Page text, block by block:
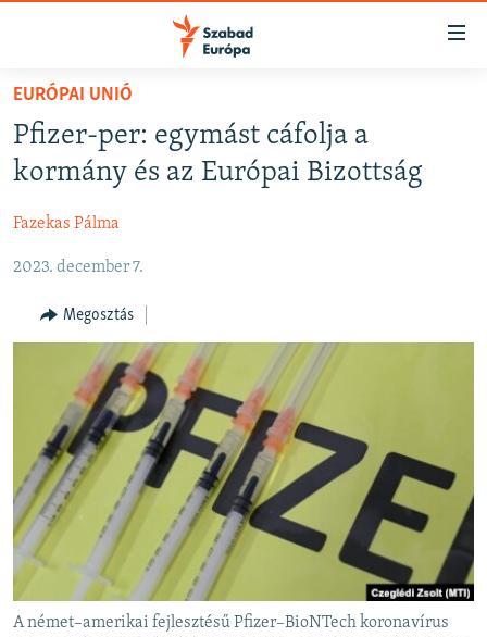
Akadálymentes
Ugrás
fő
oldalra
Ugrás
NAPIRENDEN
AKTUÁLIS
PODCASTOK
VIDEÓK
ELEMZŐ
NER15
SZABADON
TÁRSADALOM
DEMOKRÁCIA
A PÉNZ NYOMÁBAN
EURÓPAI UNIÓ
VILÁG
KLÍMAVÁLTOZÁS
A MÚLT TANULSÁGAI
EURÓPAI UNIÓ
Pfizer-per: egymást cáfolja a
kormány és az Európai Bizottság
Fazekas Pálma
2023. december 7.
Megosztás
A német–amerikai fejlesztésű Pfizer–BioNTech koronavírus
FELIRATKOZÁS